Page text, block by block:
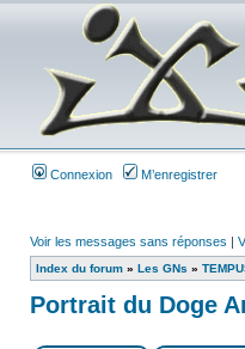
Connexion M’enregistrer
Voir les messages sans réponses |
Index du forum » Les GNs »
Portrait du Doge